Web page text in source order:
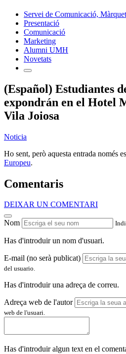
Servei de Comunicació,
Presentació
Comunicació
Marketing
Alumni UMH
Novetats
(Español) Estudiantes
expondrán en el Hotel
Vila Joiosa
Noticia
Ho sent, però aquesta entrada només
Europeu.
Comentaris
DEIXAR UN COMENTARI
Nom
Has d'introduir un nom d'usuari.
E-mail (no serà publicat)
del usuario.
Has d'introduir una adreça de correu.
Adreça web de l'autor
web de l'usuari.
Has d'introduir algun text en el